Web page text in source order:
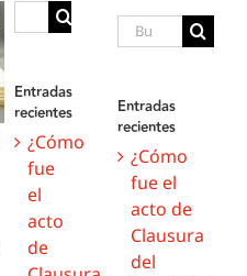
Buscar:
Entradas
recientes
¿Cómo
fue
el
acto
de
Buscar:
Entradas
recientes
¿Cómo
fue el
acto de
Clausura
del